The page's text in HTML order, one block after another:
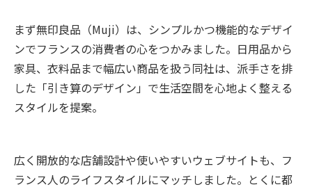
まず無印良品（Muji）は、シンプルかつ機能的なデザイ
ンでフランスの消費者の心をつかみました。日用品から
家具、衣料品まで幅広い商品を扱う同社は、派手さを排
した「引き算のデザイン」で生活空間を心地よく整える
スタイルを提案。
広く開放的な店舗設計や使いやすいウェブサイトも、フ
ランス人のライフスタイルにマッチしました。とくに都